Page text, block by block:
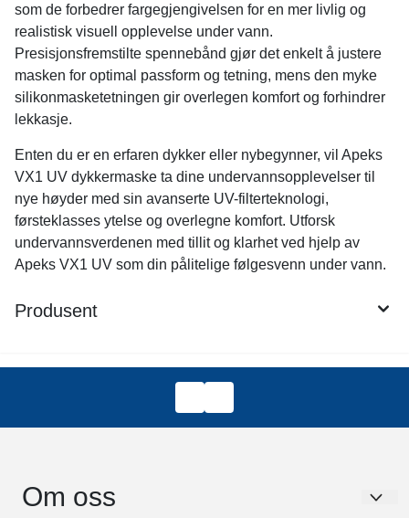
som de forbedrer fargegjengivelsen for en mer livlig og
realistisk visuell opplevelse under vann.
Presisjonsfremstilte spennebånd gjør det enkelt å justere
masken for optimal passform og tetning, mens den myke
silikonmasketetningen gir overlegen komfort og forhindrer
lekkasje.
Enten du er en erfaren dykker eller nybegynner, vil Apeks
VX1 UV dykkermaske ta dine undervannsopplevelser til
nye høyder med sin avanserte UV-filterteknologi,
førsteklasses ytelse og overlegne komfort. Utforsk
undervannsverdenen med tillit og klarhet ved hjelp av
Apeks VX1 UV som din pålitelige følgesvenn under vann.
Produsent
Om oss